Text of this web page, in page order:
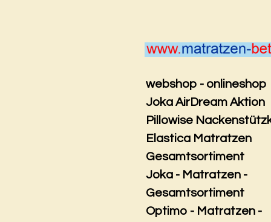
webshop - onlineshop
Joka AirDream Aktion
Pillowise
Elastica Matratzen
Gesamtsortiment
Joka - Matratzen -
Gesamtsortiment
Optimo - Matratzen -